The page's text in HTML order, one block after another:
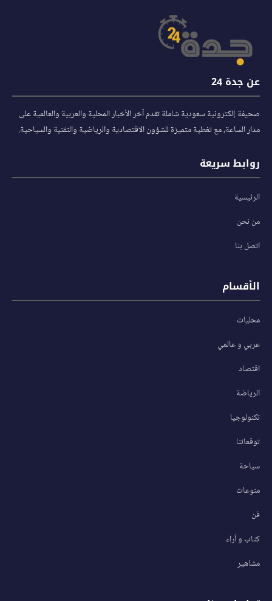
عن جدة 24
صحيفة إلكترونية سعودية شاملة تقدم آخر الأخبار المحلية والعربية والعالمية على
مدار الساعة، مع تغطية متميزة للشؤون الاقتصادية والرياضية والتقنية والسياحية.
روابط سريعة
الرئيسية
من نحن
اتصل بنا
الأقسام
محليات
عربي و عالمي
اقتصاد
الرياضة
تكنولوجيا
توقعاتنا
سياحة
منوعات
فن
كتاب و آراء
مشاهير